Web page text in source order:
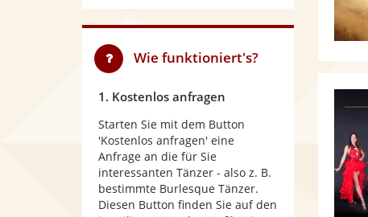
Wie funktioniert's?
1. Kostenlos anfragen
Starten Sie mit dem Button
'Kostenlos anfragen' eine
Anfrage an die für Sie
interessanten Tänzer - also z. B.
bestimmte Burlesque Tänzer.
Diesen Button finden Sie auf den